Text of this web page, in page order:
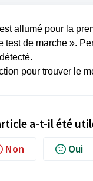
allumé pour la
test de marche ».
pour trouver le
a-t-il été
Non Oui